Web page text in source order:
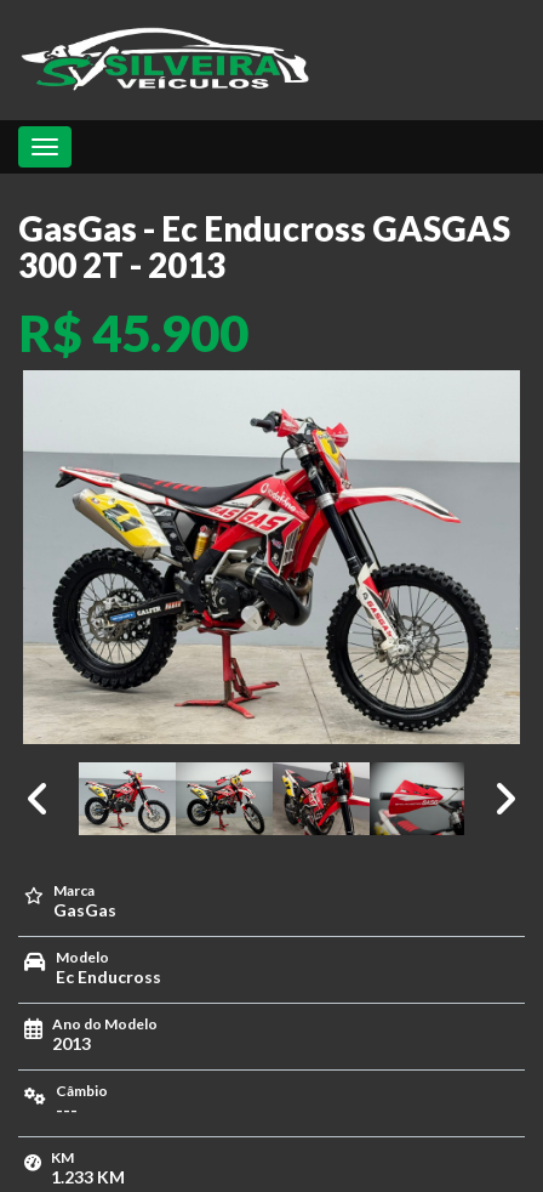
Toggle navigation
GasGas - Ec Enducross GASGAS
300 2T - 2013
R$ 45.900
Marca
GasGas
Modelo
Ec Enducross
Ano do Modelo
2013
Câmbio
---
KM
1.233 KM